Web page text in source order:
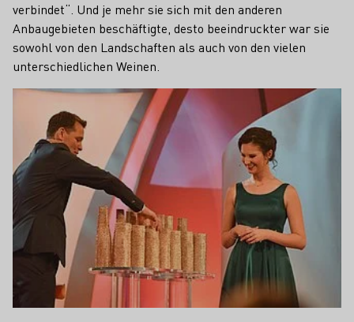
verbindet“. Und je mehr sie sich mit den anderen
Anbaugebieten beschäftigte, desto beeindruckter war sie
sowohl von den Landschaften als auch von den vielen
unterschiedlichen Weinen.